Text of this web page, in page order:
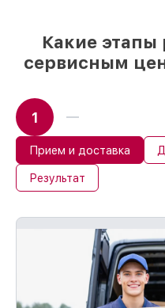
Какие
сервисным
1
Прием и доставка
Результат